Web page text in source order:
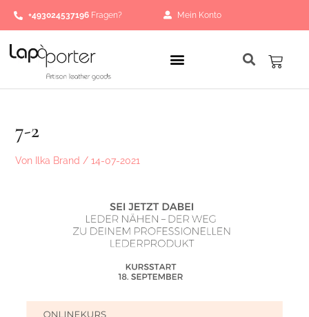
Inhalt
springen
+493024537196 Fragen? Mein Konto
7-2
Von Ilka Brand / 14-07-2021